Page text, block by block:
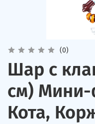
(0)
Шар с
см) Мини-
Кота,